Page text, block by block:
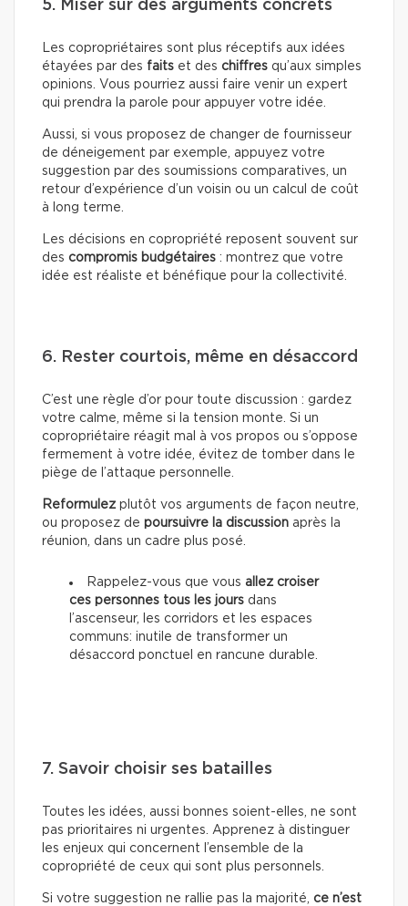
5. Miser sur des arguments concrets
Les copropriétaires sont plus réceptifs aux idées
étayées par des faits et des chiffres qu’aux simples
opinions. Vous pourriez aussi faire venir un expert
qui prendra la parole pour appuyer votre idée.
Aussi, si vous proposez de changer de fournisseur
de déneigement par exemple, appuyez votre
suggestion par des soumissions comparatives, un
retour d’expérience d’un voisin ou un calcul de coût
à long terme.
Les décisions en copropriété reposent souvent sur
des compromis budgétaires : montrez que votre
idée est réaliste et bénéfique pour la collectivité.
6. Rester courtois, même en désaccord
C’est une règle d’or pour toute discussion : gardez
votre calme, même si la tension monte. Si un
copropriétaire réagit mal à vos propos ou s’oppose
fermement à votre idée, évitez de tomber dans le
piège de l’attaque personnelle.
Reformulez plutôt vos arguments de façon neutre,
ou proposez de poursuivre la discussion après la
réunion, dans un cadre plus posé.
Rappelez-vous que vous allez croiser
ces personnes tous les jours dans
l’ascenseur, les corridors et les espaces
communs: inutile de transformer un
désaccord ponctuel en rancune durable.
7. Savoir choisir ses batailles
Toutes les idées, aussi bonnes soient-elles, ne sont
pas prioritaires ni urgentes. Apprenez à distinguer
les enjeux qui concernent l’ensemble de la
copropriété de ceux qui sont plus personnels.
Si votre suggestion ne rallie pas la majorité, ce n’est